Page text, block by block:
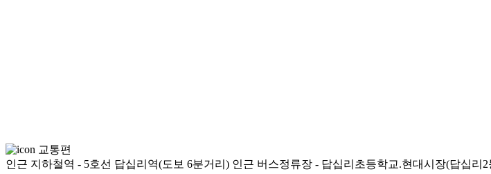
교통편
인근 지하철역 - 5호선 답십리역(도보 6분거리) 인근 버스정류장 - 답십리초등학교.현대시장(답십리